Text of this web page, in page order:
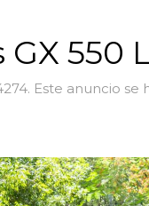
GX 550
Este anuncio se